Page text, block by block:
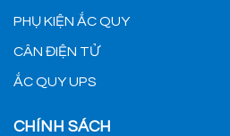
PHỤ KIỆN ẮC QUY
CÂN ĐIỆN TỬ
ẮC QUY UPS
CHÍNH SÁCH